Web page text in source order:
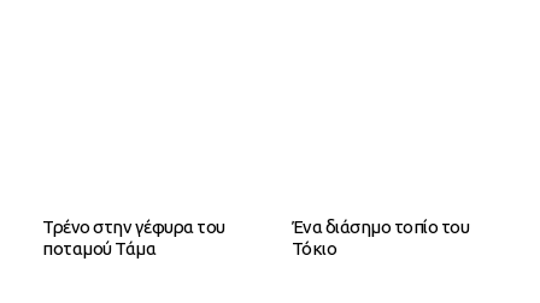
Τρένο στην γέφυρα του
ποταμού Τάμα
Ένα διάσημο τοπίο του
Τόκιο